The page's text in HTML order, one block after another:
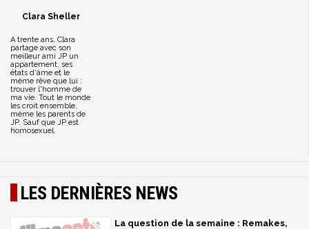
Clara Sheller
A trente ans, Clara
partage avec son
meilleur ami JP un
appartement, ses
états d'âme et le
même rêve que lui :
trouver l'homme de
ma vie. Tout le monde
les croit ensemble,
même les parents de
JP. Sauf que JP est
homosexuel.
LES DERNIÈRES NEWS
La question de la semaine : Remakes,